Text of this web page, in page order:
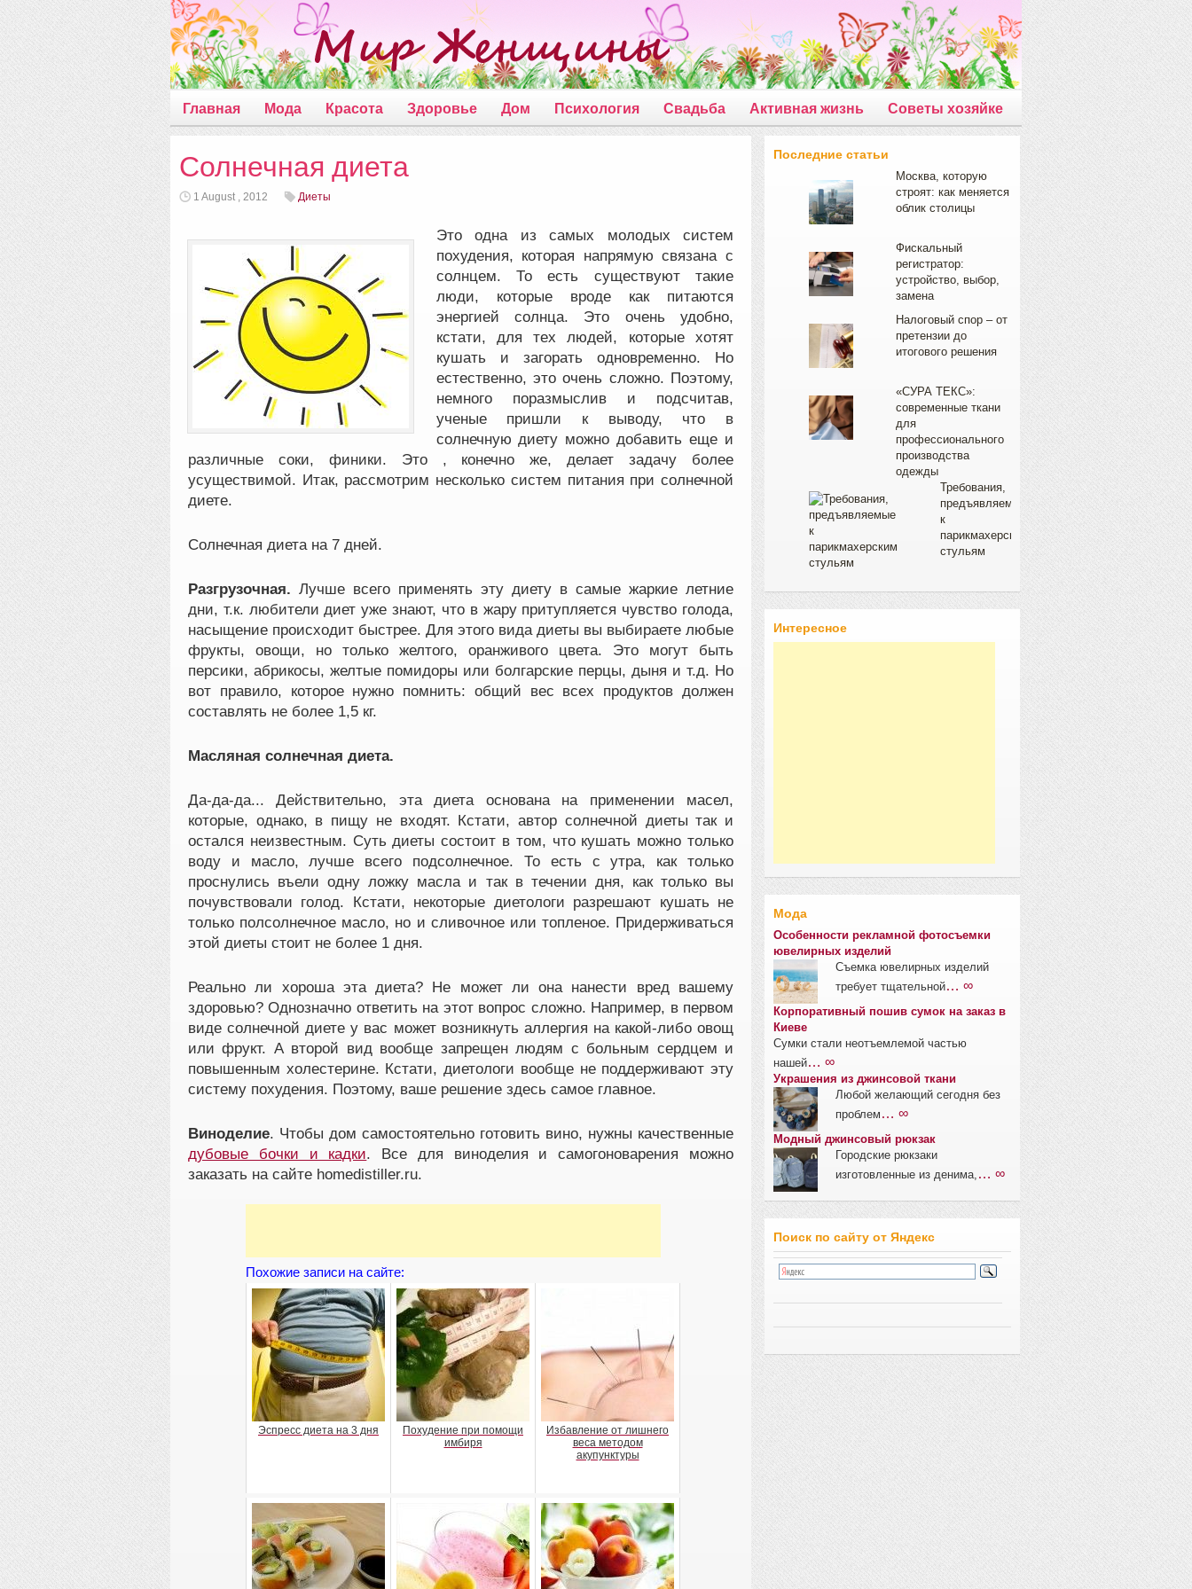
Главная Мода Красота Здоровье Дом Психология Свадьба Активная жизнь Советы хозяйке
Солнечная диета
1 August , 2012 Диеты
Это одна из самых молодых систем
похудения, которая напрямую связана с
солнцем. То есть существуют такие
люди, которые вроде как питаются
энергией солнца. Это очень удобно,
кстати, для тех людей, которые хотят
кушать и загорать одновременно. Но
естественно, это очень сложно. Поэтому,
немного поразмыслив и подсчитав,
ученые пришли к выводу, что в
солнечную диету можно добавить еще и
различные соки, финики. Это , конечно же, делает задачу более
усуществимой. Итак, рассмотрим несколько систем питания при солнечной
диете.
Солнечная диета на 7 дней.
Разгрузочная. Лучше всего применять эту диету в самые жаркие летние
дни, т.к. любители диет уже знают, что в жару притупляется чувство голода,
насыщение происходит быстрее. Для этого вида диеты вы выбираете любые
фрукты, овощи, но только желтого, оранживого цвета. Это могут быть
персики, абрикосы, желтые помидоры или болгарские перцы, дыня и т.д. Но
вот правило, которое нужно помнить: общий вес всех продуктов должен
составлять не более 1,5 кг.
Масляная солнечная диета.
Да-да-да... Действительно, эта диета основана на применении масел,
которые, однако, в пищу не входят. Кстати, автор солнечной диеты так и
остался неизвестным. Суть диеты состоит в том, что кушать можно только
воду и масло, лучше всего подсолнечное. То есть с утра, как только
проснулись въели одну ложку масла и так в течении дня, как только вы
почувствовали голод. Кстати, некоторые диетологи разрешают кушать не
только полсолнечное масло, но и сливочное или топленое. Придерживаться
этой диеты стоит не более 1 дня.
Реально ли хороша эта диета? Не может ли она нанести вред вашему
здоровью? Однозначно ответить на этот вопрос сложно. Например, в первом
виде солнечной диете у вас может возникнуть аллергия на какой-либо овощ
или фрукт. А второй вид вообще запрещен людям с больным сердцем и
повышенным холестерине. Кстати, диетологи вообще не поддерживают эту
систему похудения. Поэтому, ваше решение здесь самое главное.
Виноделие. Чтобы дом самостоятельно готовить вино, нужны качественные
дубовые бочки и кадки. Все для виноделия и самогоноварения можно
заказать на сайте homedistiller.ru.
Похожие записи на сайте:
Эспресс диета на 3 дня
Похудение при помощи
имбиря
Избавление от лишнего
веса методом
акупунктуры
Последние статьи
Москва, которую
строят: как меняется
облик столицы
Фискальный
регистратор:
устройство, выбор,
замена
Налоговый спор – от
претензии до
итогового решения
«СУРА ТЕКС»:
современные ткани
для
профессионального
производства
одежды
Требования,
предъявляемые
к
парикмахерским
стульям
Интересное
Мода
Особенности рекламной фотосъемки
ювелирных изделий
Съемка ювелирных изделий
требует тщательной… ∞
Корпоративный пошив сумок на заказ в
Киеве
Сумки стали неотъемлемой частью
нашей… ∞
Украшения из джинсовой ткани
Любой желающий сегодня без
проблем … ∞
Модный джинсовый рюкзак
Городские рюкзаки
изготовленные из денима, … ∞
Поиск по сайту от Яндекс